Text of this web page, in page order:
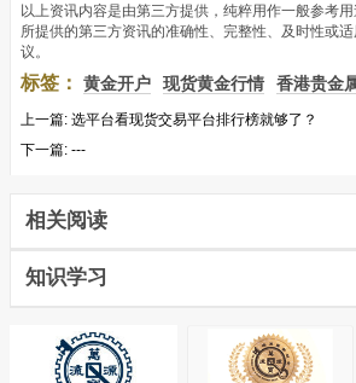
以上资讯内容是由第三方提供，纯粹用作一般参考
所提供的第三方资讯的准确性、完整性、及时性或
议。
标签： 黄金开户 现货黄金行情 香港贵金
上一篇: 选平台看现货交易平台排行榜就够了？
下一篇: ---
相关阅读
知识学习